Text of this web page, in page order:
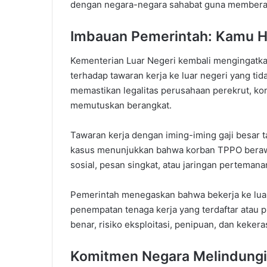
dengan negara-negara sahabat guna
Imbauan Pemerintah: Kamu
Kementerian Luar Negeri kembali
terhadap tawaran kerja ke luar negeri yang
memastikan legalitas perusahaan perekrut,
memutuskan berangkat.
Tawaran kerja dengan iming-iming gaji besar
kasus menunjukkan bahwa korban TPPO
sosial, pesan singkat, atau jaringan
Pemerintah menegaskan bahwa bekerja ke
penempatan tenaga kerja yang terdaftar atau
benar, risiko eksploitasi, penipuan, dan
Komitmen Negara